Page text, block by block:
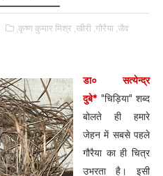
,कृष्ण कुमार मिश्र ,खीरी ,गौरैया ,जैव
डा० सत्येन्द्र
दुबे* "चिड़िया" शब्द
बोलते ही हमारे
जेहन में सबसे पहले
गौरैया का ही चित्र
उभरता है। इसी